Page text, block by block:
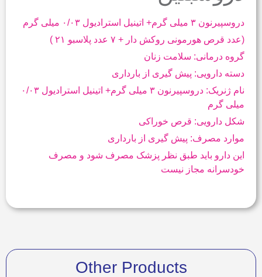
دروسپیرنون ۳ میلی گرم+ اتینیل استرادیول ۰/۰۳ میلی گرم
( ۲۱ عدد قرص هورمونی روکش دار + ۷ عدد پلاسبو)
گروه درمانی: سلامت زنان
دسته دارویی: پیش گیری از بارداری
نام ژنریک: دروسپیرنون ۳ میلی گرم+ اتینیل استرادیول ۰/۰۳
میلی گرم
شکل دارویی: قرص خوراکی
موارد مصرف: پیش گیری از بارداری
این دارو باید طبق نظر پزشک مصرف شود و مصرف
خودسرانه مجاز نیست
Other Products